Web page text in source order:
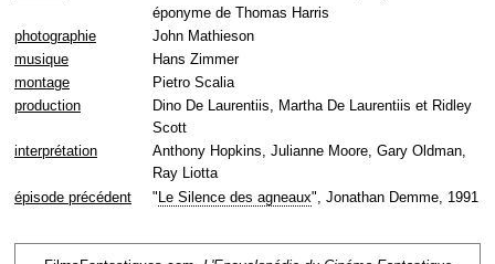
éponyme de Thomas Harris
photographie
John Mathieson
musique
Hans Zimmer
montage
Pietro Scalia
production
Dino De Laurentiis, Martha De Laurentiis et Ridley
Scott
interprétation
Anthony Hopkins, Julianne Moore, Gary Oldman,
Ray Liotta
épisode précédent
" Le Silence des agneaux", Jonathan Demme, 1991